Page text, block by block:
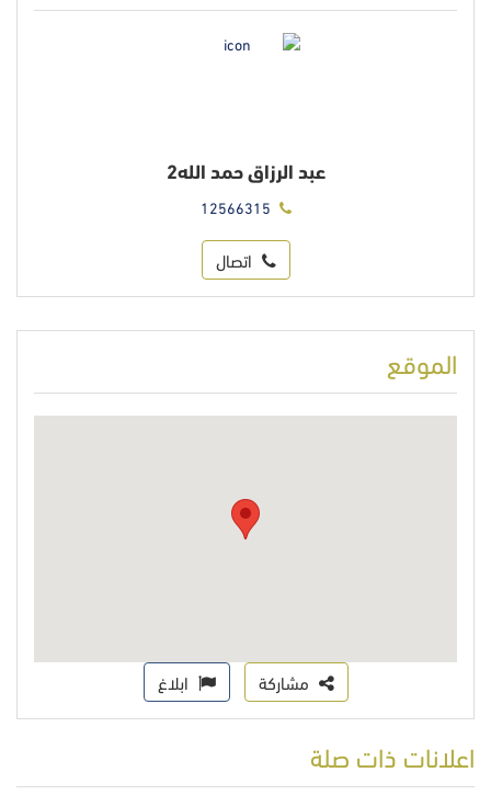
عبد الرزاق حمد الله2
اتصال
الموقع
مشاركة ابلاغ
اعلانات ذات صلة